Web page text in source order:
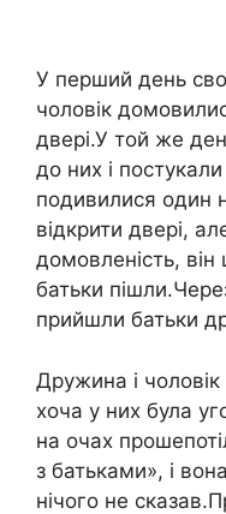
У перший день
чоловік
двері.У той же
до них і
подивилися один
відкрити двері,
домовленість,
батьки
прийшли батьки
Дружина і
хоча у них була
на очах
з батьками», і
нічого не